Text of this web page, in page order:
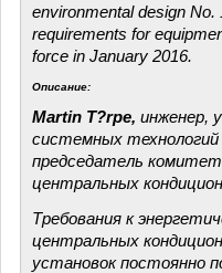
environmental design No.
requirements for
force in January 2016.
Описание:
Martin T?rpe, инженер,
системных
председатель
центральных
Требования к
центральных
установок постоянно